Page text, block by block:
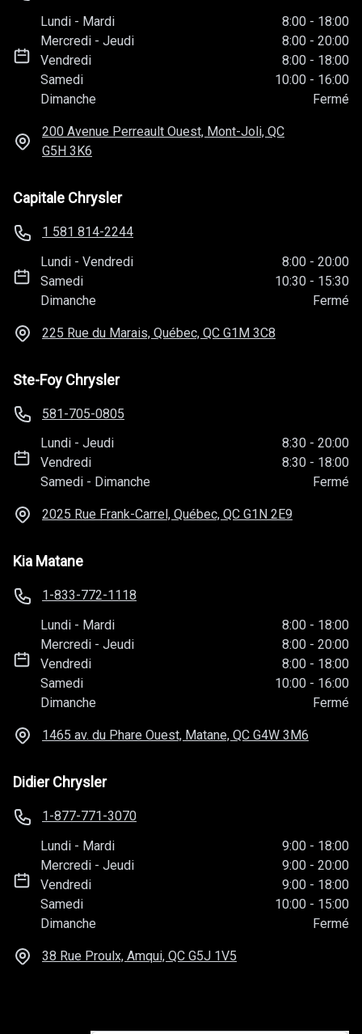
Lundi - Mardi 8:00 - 18:00
Mercredi -Jeudi 8:00 - 20:00
Vendredi
8:00 - 18:00
Samedi
10:00 - 16:00
Dimanche
Fermé
200 Avenue Perreault Ouest, Mont-Joli, QC
G5H 3K6
Capitale Chrysler
1 581 814-2244
Lundi -Vendredi 8:00 - 20:00
Samedi
10:30 - 15:30
Dimanche
Fermé
225 Rue du Marais, Québec, QC G1M 3C8
Ste-Foy Chrysler
581-705-0805
Lundi -Jeudi 8:30 - 20:00
Vendredi
8:30 - 18:00
Samedi - Dimanche Fermé
2025 Rue Frank-Carrel, Québec, QC G1N 2E9
Kia Matane
1-833-772-1118
Lundi - Mardi 8:00 - 18:00
Mercredi -Jeudi 8:00 - 20:00
Vendredi
8:00 - 18:00
Samedi
10:00 - 16:00
Dimanche
Fermé
1465 av. du Phare Ouest, Matane, QC G4W 3M6
Didier Chrysler
1-877-771-3070
Lundi - Mardi 9:00 - 18:00
Mercredi -Jeudi 9:00 - 20:00
Vendredi
9:00 - 18:00
Samedi
10:00 - 15:00
Dimanche
Fermé
38 Rue Proulx, Amqui, QC G5J 1V5